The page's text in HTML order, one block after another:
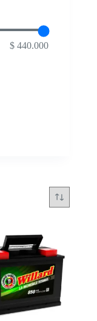
$ 440.000